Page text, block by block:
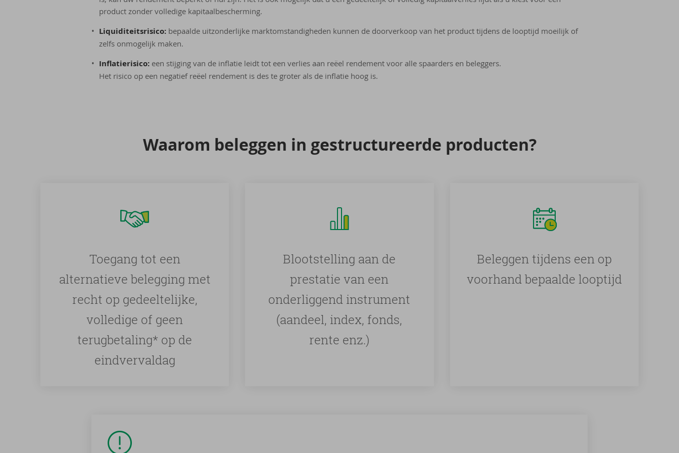
product zonder volledige kapitaalbescherming.
Liquiditeitsrisico: bepaalde uitzonderlijke marktomstandigheden kunnen de doorverkoop van het product tijdens de looptijd moeilijk of
zelfs onmogelijk maken.
Inflatierisico: een stijging van de inflatie leidt tot een verlies aan reëel rendement voor alle spaarders en beleggers.
Het risico op een negatief reëel rendement is des te groter als de inflatie hoog is.
Waar­om be­leg­gen in ge­struc­tu­reer­de pro­duc­ten?
Toegang tot een
alternatieve belegging met
recht op gedeeltelijke,
volledige of geen
terugbetaling* op de
eindvervaldag
Blootstelling aan de
prestatie van een
onderliggend instrument
(aandeel, index, fonds,
rente enz.)
Beleggen tijdens een op
voorhand bepaalde looptijd